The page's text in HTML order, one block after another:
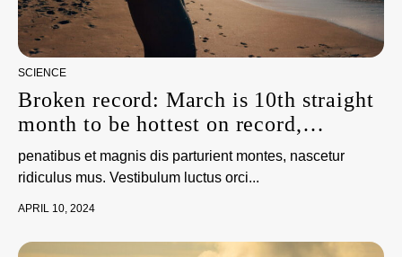
SCIENCE
Broken record: March is 10th straight
month to be hottest on record,
scientists say
penatibus et magnis dis parturient montes, nascetur
ridiculus mus. Vestibulum luctus orci...
APRIL 10, 2024